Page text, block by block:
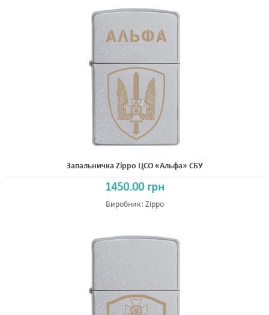
Запальничка Zippo ЦСО «Альфа» СБУ
1450.00 грн
Виробник: Zippo